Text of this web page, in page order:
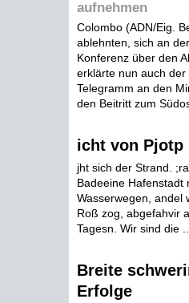
aufnehmen
Colombo (ADN/Eig.
ablehnten, sich an
Konferenz über den
erklärte nun auch
Telegramm an den
den Beitritt zum
icht von
jht sich der Strand.
Badeeine Hafenstadt
Wasserwegen, andel
Roß zog, abgefahvir
Tagesn. Wir sind die ...
Breite
Erfolge